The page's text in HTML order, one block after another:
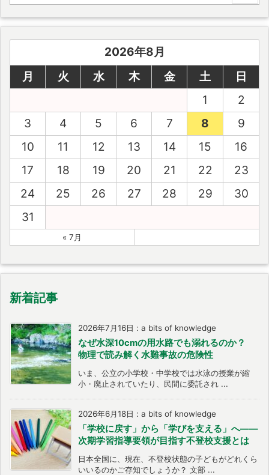
2026年8月
月
火 水 木 金 土
日
1
2
3
4 5 6 7 8
9
10
11 12 13 14 15
16
17
18 19 20 21 22
23
24
25 26 27 28 29
30
31
« 7月
新着記事
2026年7月16日 : a bits of knowledge
なぜ水深10cmの用水路でも溺れるのか？
物理で読み解く水難事故の危険性
いま、公立の小学校・中学校では水泳の授業が縮
小・廃止されていたり、民間に委託され ...
2026年6月18日 : a bits of knowledge
「学校に戻す」から「学びを支える」へ――
次期学習指導要領が目指す不登校支援とは
日本全国に、現在、不登校状態の子どもがどれくら
いいるのかご存知でしょうか？ 文部 ...